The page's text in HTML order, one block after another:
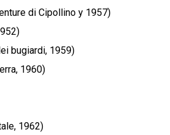
di Cipollino у 1957)
bugiardi, 1959)
1960)
1962)